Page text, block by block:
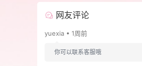
网友评论
yuexia • 1周前
你可以联系客服哦